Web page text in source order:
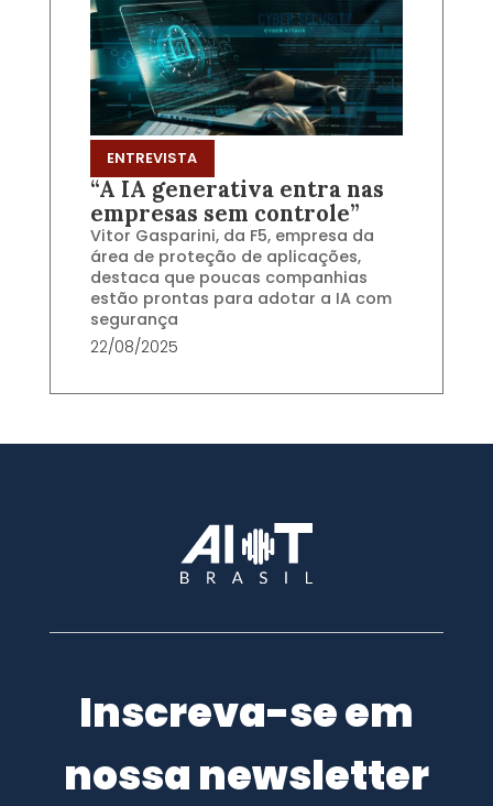
ENTREVISTA
“A IA generativa entra nas
empresas sem controle”
Vitor Gasparini, da F5, empresa da
área de proteção de aplicações,
destaca que poucas companhias
estão prontas para adotar a IA com
segurança
22/08/2025
Inscreva-se em
nossa newsletter